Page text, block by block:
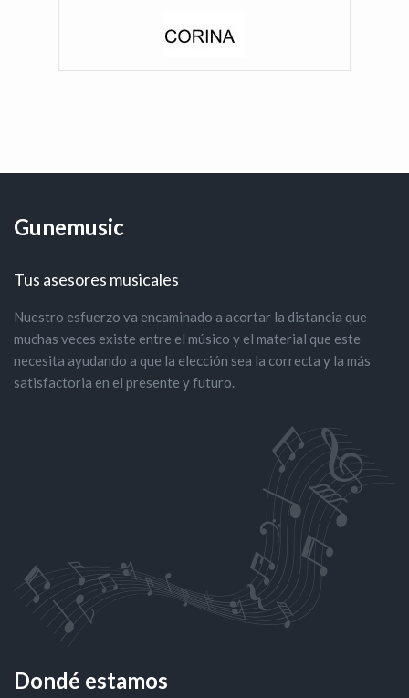
Gunemusic
Tus asesores musicales
Nuestro esfuerzo va encaminado a acortar la distancia que
muchas veces existe entre el músico y el material que este
necesita ayudando a que la elección sea la correcta y la más
satisfactoria en el presente y futuro.
Dondé estamos